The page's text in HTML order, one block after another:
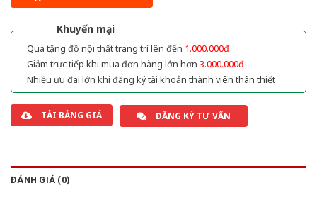
Khuyến mại
Quà tặng đồ nội thất trang trí lên đến 1.000.000đ
Giảm trực tiếp khi mua đơn hàng lớn hơn 3.000.000đ
Nhiều ưu đãi lớn khi đăng ký tài khoản thành viên thân thiết
TẢI BẢNG GIÁ ĐĂNG KÝ TƯ VẤN
ĐÁNH GIÁ (0)